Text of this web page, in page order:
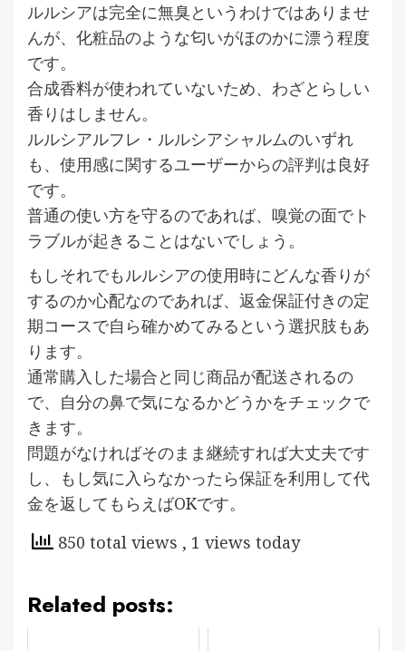
ルルシアは完全に無臭というわけではありませ
んが、化粧品のような匂いがほのかに漂う程度
です。
合成香料が使われていないため、わざとらしい
香りはしません。
ルルシアルフレ・ルルシアシャルムのいずれ
も、使用感に関するユーザーからの評判は良好
です。
普通の使い方を守るのであれば、嗅覚の面でト
ラブルが起きることはないでしょう。
もしそれでもルルシアの使用時にどんな香りが
するのか心配なのであれば、返金保証付きの定
期コースで自ら確かめてみるという選択肢もあ
ります。
通常購入した場合と同じ商品が配送されるの
で、自分の鼻で気になるかどうかをチェックで
きます。
問題がなければそのまま継続すれば大丈夫です
し、もし気に入らなかったら保証を利用して代
金を返してもらえばOKです。
850 total views , 1 views today
Related posts: